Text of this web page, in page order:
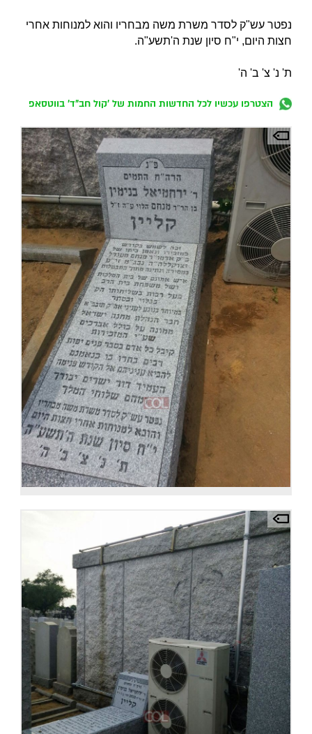
נפטר עש"ק לסדר משרת משה מבחריו והוא למנוחות אחרי
חצות היום, י"ח סיון שנת ה'תשע"ה.
ת' נ' צ' ב' ה'
הצטרפו עכשיו לכל החדשות החמות של 'קול חב"ד' בווטסאפ